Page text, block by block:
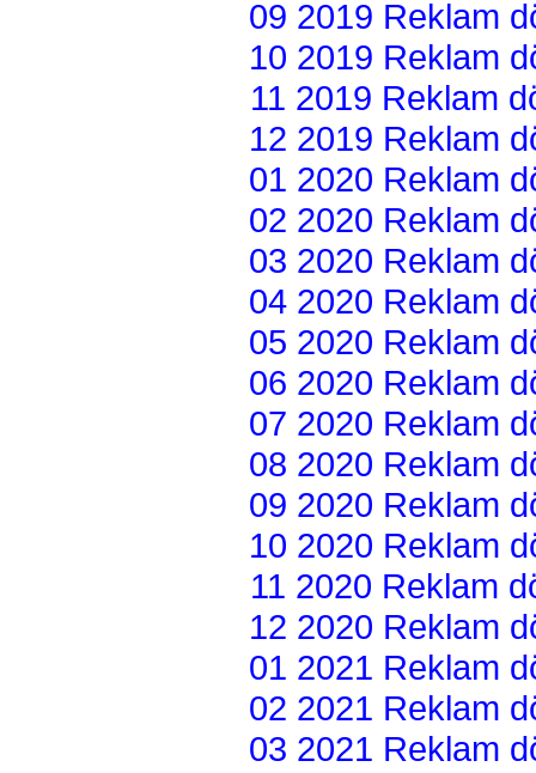
09 2019 Reklam
10 2019 Reklam
11 2019 Reklam
12 2019 Reklam
01 2020 Reklam
02 2020 Reklam
03 2020 Reklam
04 2020 Reklam
05 2020 Reklam
06 2020 Reklam
07 2020 Reklam
08 2020 Reklam
09 2020 Reklam
10 2020 Reklam
11 2020 Reklam
12 2020 Reklam
01 2021 Reklam
02 2021 Reklam
03 2021 Reklam